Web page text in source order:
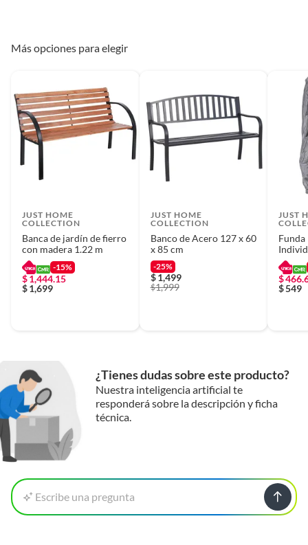
Más opciones para elegir
JUST HOME
COLLECTION
Banca de jardín de fierro
con madera 1.22 m
-15%
$1,444.15
$1,699
JUST HOME
COLLECTION
Banco de Acero 127 x 60
x 85 cm
-25%
$ 1,499
$1,999
JUST
Funda
$
$549
¿Tienes dudas sobre este producto?
Nuestra inteligencia artificial te
responderá sobre la descripción y ficha
técnica.
Escribe una pregunta